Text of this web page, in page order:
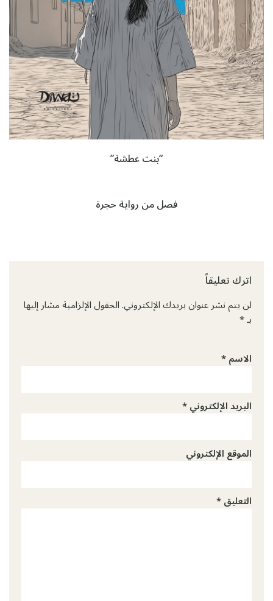
“بنت عطشة”
فصل من رواية حجرة
اترك تعليقاً
لن يتم نشر عنوان بريدك الإلكتروني.الحقول الإلزامية مشار إليها
بـ*
الاسم*
البريد الإلكتروني*
الموقع الإلكتروني
التعليق*